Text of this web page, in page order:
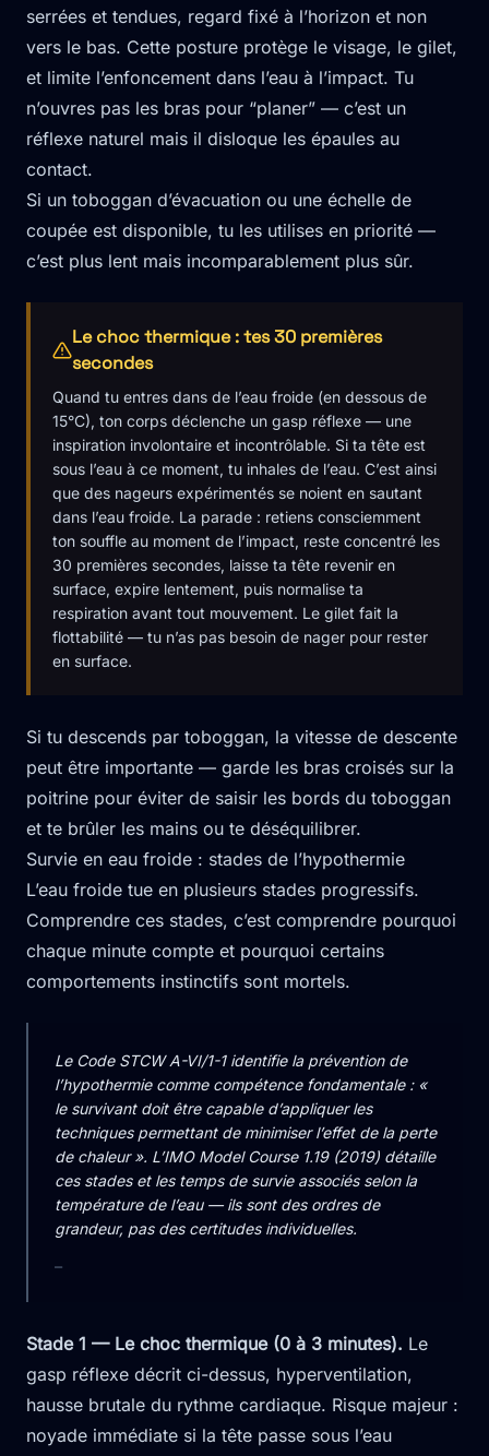
serrées et tendues, regard fixé à l’horizon et non
vers le bas. Cette posture protège le visage, le gilet,
et limite l’enfoncement dans l’eau à l’impact. Tu
n’ouvres pas les bras pour “planer” — c’est un
réflexe naturel mais il disloque les épaules au
contact.
Si un toboggan d’évacuation ou une échelle de
coupée est disponible, tu les utilises en priorité —
c’est plus lent mais incomparablement plus sûr.
Le choc thermique : tes 30 premières
secondes
Quand tu entres dans de l’eau froide (en dessous de
15°C), ton corps déclenche un gasp réflexe — une
inspiration involontaire et incontrôlable. Si ta tête est
sous l’eau à ce moment, tu inhales de l’eau. C’est ainsi
que des nageurs expérimentés se noient en sautant
dans l’eau froide. La parade : retiens consciemment
ton souffle au moment de l’impact, reste concentré les
30 premières secondes, laisse ta tête revenir en
surface, expire lentement, puis normalise ta
respiration avant tout mouvement. Le gilet fait la
flottabilité — tu n’as pas besoin de nager pour rester
en surface.
Si tu descends par toboggan, la vitesse de descente
peut être importante — garde les bras croisés sur la
poitrine pour éviter de saisir les bords du toboggan
et te brûler les mains ou te déséquilibrer.
Survie en eau froide : stades de l’hypothermie
L’eau froide tue en plusieurs stades progressifs.
Comprendre ces stades, c’est comprendre pourquoi
chaque minute compte et pourquoi certains
comportements instinctifs sont mortels.
Le Code STCW A-VI/1-1 identifie la prévention de
l’hypothermie comme compétence fondamentale : «
le survivant doit être capable d’appliquer les
techniques permettant de minimiser l’effet de la perte
de chaleur ». L’IMO Model Course 1.19 (2019) détaille
ces stades et les temps de survie associés selon la
température de l’eau — ils sont des ordres de
grandeur, pas des certitudes individuelles.
—
Stade 1 — Le choc thermique (0 à 3 minutes). Le
gasp réflexe décrit ci-dessus, hyperventilation,
hausse brutale du rythme cardiaque. Risque majeur :
noyade immédiate si la tête passe sous l’eau